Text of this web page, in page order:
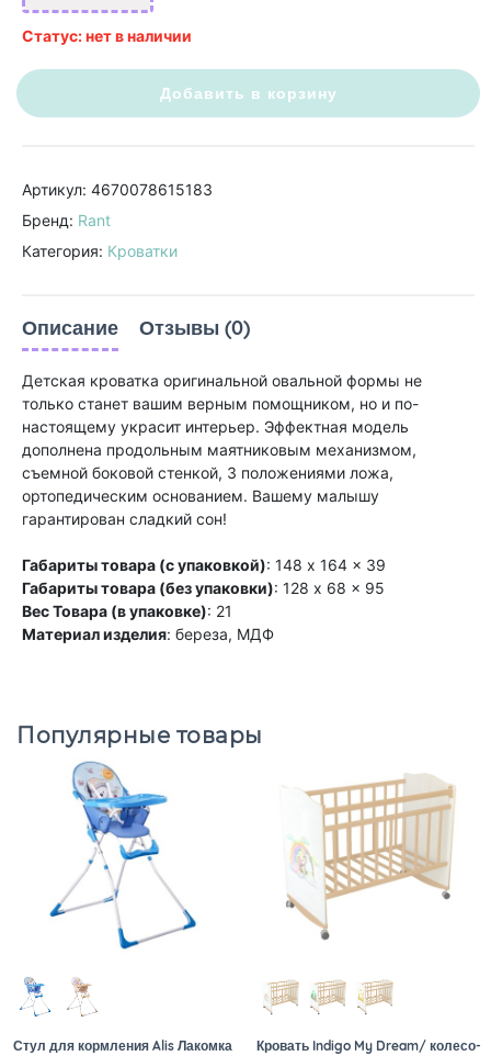
Статус: нет в наличии
Добавить в корзину
Артикул: 4670078615183
Бренд: Rant
Категория: Кроватки
Описание Отзывы (0)
Детская кроватка оригинальной овальной формы не
только станет вашим верным помощником, но и по-
настоящему украсит интерьер. Эффектная модель
дополнена продольным маятниковым механизмом,
съемной боковой стенкой, 3 положениями ложа,
ортопедическим основанием. Вашему малышу
гарантирован сладкий сон!
Габариты товара (с упаковкой): 148 x 164 x 39
Габариты товара (без упаковки): 128 x 68 x 95
Вес Товара (в упаковке): 21
Материал изделия: береза, МДФ
Популярные товары
Стул для кормления Alis Лакомка
Кровать Indigo My Dream/ колесо-